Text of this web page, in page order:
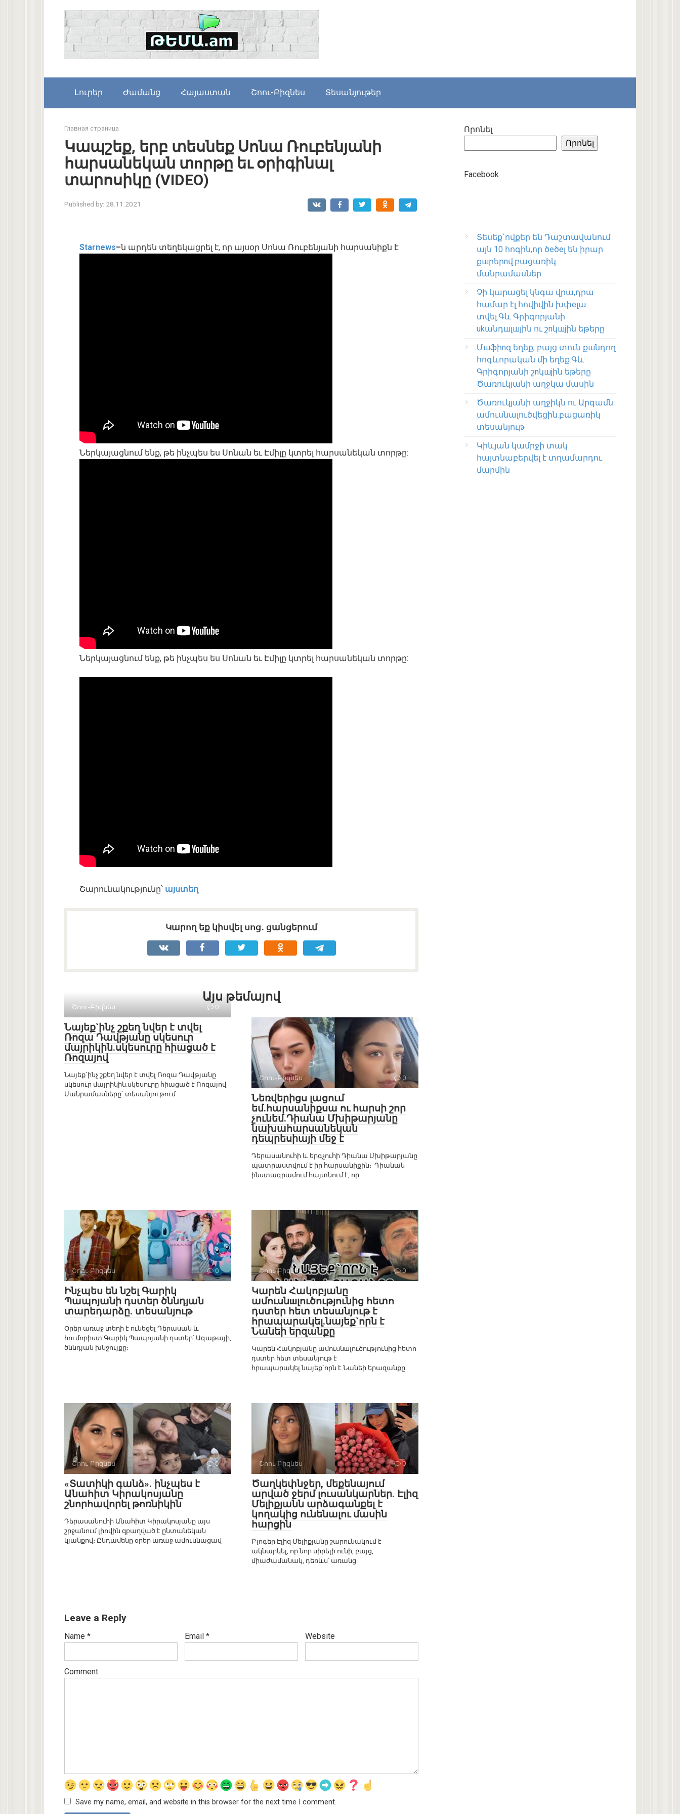
Լուրեր Ժամանց Հայաստան Շոու-Բիզնես Տեսանյութեր
Главная страница
Կապշեք, երբ տեսնեք Սոնա Ռուբենյանի
հարսանեկան տnրթը եւ օրիգինալ
տարոսիկը (VIDEO)
Published by: 28.11.2021
Starnews–ն արդեն տեղեկացրել է, որ այսօր Սոնա Ռուբենյանի հարսանիքն է:
Ներկայացնում ենք, թե ինչպես ես Սոնան եւ Էմիլը կտրել հարսանեկան տորթը:
Ներկայացնում ենք, թե ինչպես ես Սոնան եւ Էմիլը կտրել հարսանեկան տորթը:
Շարունակությունը՝ այստեղ
Կարող եք կիսվել սոց․ ցանցերում
Այս թեմայով
Շոու-Բիզնես 0
Նայեք`ինչ շքեղ նվեր է տվել
Ռոզա Դավթյանը սկեսուր
մայրիկին.սկեսուրը հիացած է
Ռոզայով
Նայեք`ինչ շքեղ նվեր է տվել Ռոզա Դավթյանը
սկեսուր մայրիկին.սկեսուրը հիացած է Ռոզայով
Մանրամասները` տեսանյութում
Շոու-Բիզնես 0
Նեռվերիցս լացում
եմ.հարսանիքսա ու հարսի շոր
չունեմ.Դիանա Մխիթարյանը
նախահարսանեկան
դեպրեսիայի մեջ է
Դերասանուհի և երգչուհի Դիանա Մխիթարյանը
պատրաստվում է իր հարսանիքին։ Դիանան
ինստագրամում հայտնում է, որ
Շոու-Բիզնես 0
Ինչպես են նշել Գարիկ
Պապոյանի դստեր ծննդյան
տարեդարձը. տեսանյութ
Օրեր առաջ տեղի է ունեցել Դերասան և
հումորիստ Գարիկ Պապոյանի դստեր՝ Ագաթայի,
ծննդյան խնջույքը։
Շոու-Բիզնես 0
Կարեն Հակոբյանը
ամուսնшլուծությունից հետո
դստեր հետ տեսանյութ է
հրապարակել.նայեք`որն է
Նանեի երզանքը
Կարեն Հակոբյանը ամուսնшլուծությունից հետո
դստեր հետ տեսանյութ է
հրապարակել.նայեք`որն է Նանեի երազանքը
Շոու-Բիզնես 0
«Տատիկի գանձ». ինչպես է
Անահիտ Կիրակոսյանը
շնորհավորել թոռնիկին
Դերասանուհի Անահիտ Կիրակոսյանը այս
շրջանում լիովին զբաղված է ընտանեկան
կյանքով։ Ընդամենը օրեր առաջ ամուսնացավ
Շոու-Բիզնես 0
Ծաղկեփնջեր, մեքենայում
արված ջերմ լուսանկարներ. Էլիզ
Մելիքյանն արձագանքել է
կողակից ունենալու մասին
հարցին
Բլոգեր Էլիզ Մելիքյանը շարունակում է
ակնարկել, որ նոր սիրելի ունի, բայց,
միաժամանակ, դեռևս՝ առանց
Leave a Reply
Name * Email * Website
Comment
Save my name, email, and website in this browser for the next time I comment.
Որոնել
Որոնել
Facebook
Տեսեք`ովքեր են Դաշտավանում
այն 10 հոգին,որ ծeծeլ են իրար
քшրերnվ.բացառիկ
մանրամասներ
Չի կարացել կնգա վրա,դրա
համար էլ հովիվին խփеլա
տվել.Գև Գրիգորյանի
ukանդшլшյին ու շnկшjին եթերը
Մшֆիnզ եղեք, բայց տուն քшնդող
հոգևորական մի եղեք.Գև
Գրիգորյանի շnկшjին եթերը
Ծառուկյանի աղջկա մասին
Ծառուկյանի աղջիկն ու Արգամն
ամուսնալուծվեցին.բացառիկ
տեսանյութ
Կիևյան կամրջի տակ
հայտնաբերվել է տղամարդու
մարմին